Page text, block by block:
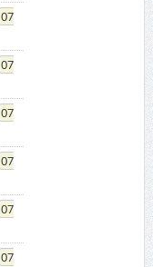
07
07
07
07
07
07